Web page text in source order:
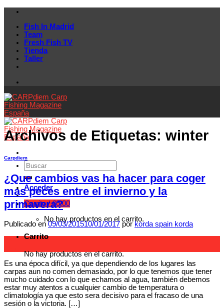
Skip
contentFish In Madrid
Team
Fresh Fish TV
Tienda
Taller
Acceder
Carrito /€0.00
No hay productos en el carrito.
Carrito
No hay productos en el carrito.
Archivos de Etiquetas: winter
Carpdiem
¿Que cambios vas ha hacer para coger
mas peces entre el invierno y la
primavera?
Publicado en09/03/201510/01/2017 por korda spain korda
Es una época difícil, ya que dependiendo de los lugares las
carpas aun no comen demasiado, por lo que tenemos que tener
mucho cuidado con lo que echamos al agua, también debemos
estar muy atentos a cualquier cambio de temperatura o
climatología ya que esto sera decisivo para el fracaso de una
sesión o la victoria. […]